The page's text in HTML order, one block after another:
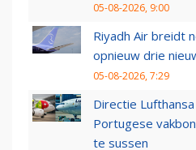
05-08-2026, 9:00
Riyadh Air breidt
opnieuw drie
05-08-2026, 7:29
Directie
Portugese
te sussen